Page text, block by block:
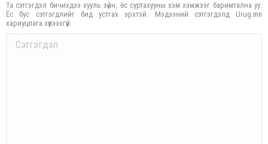
Та сэтгэгдэл бичихдээ хууль зүйн, ёс суртахууны хэм хэмжээг баримтална уу.
Ёс бус сэтгэгдлийг бид устгах эрхтэй. Мэдээний сэтгэгдэлд Urug.mn
хариуцлага хүлээхгүй.
Comment